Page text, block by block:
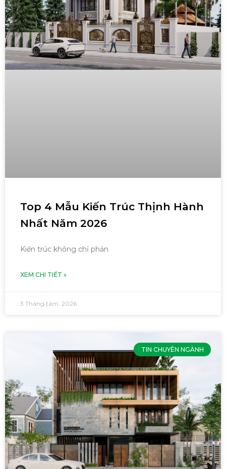
Top 4 Mẫu Kiến Trúc Thịnh Hành
Nhất Năm 2026
Kiến trúc không chỉ phản
XEM CHI TIẾT »
3 Tháng tám, 2026
TIN CHUYÊN NGÀNH